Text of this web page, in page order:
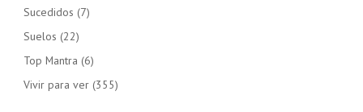
Sucedidos (7)
Suelos (22)
Top Mantra (6)
Vivir para ver (355)